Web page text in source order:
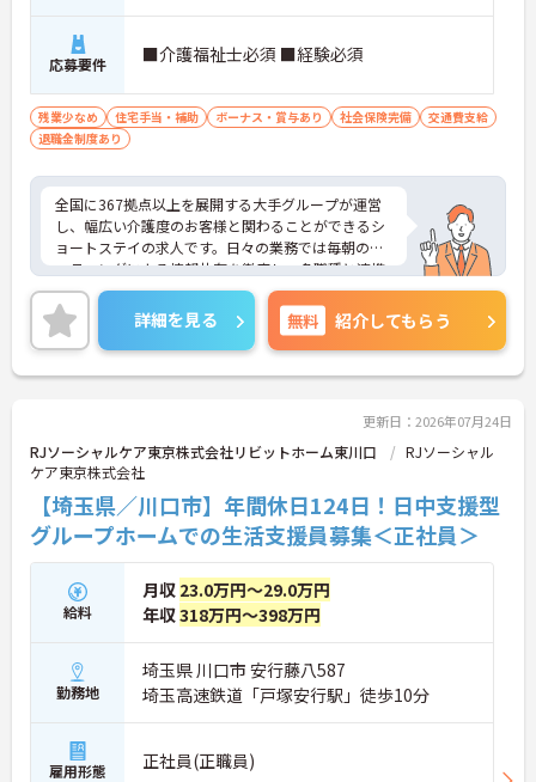
【日々の貢献をダイレクトに評価する「特別報酬」
やワークライフバランスの充実】
・施設運営への尽力やチームワークは、賞与とは別
の「特別報酬」として目に見える形で還元されま
す。
・残業少なめの環境に加え、年間17日ものリフレッ
シュ休暇が用意されておりプライベートの時間を大
応募要件 ■介護福祉士必須 ■経験必須
残業少なめ 住宅手当・補助 ボーナス・賞与あり 社会保険完備
交通費支給
退職金制度あり
全国に367拠点以上を展開する大手グループが運営
し、幅広い介護度のお客様と関わることができるシ
ョートステイの求人です。日々の業務では毎朝のミ
ーティングによる情報共有を徹底し、多職種と連携
しながらお客様一人ひとりの生活を支える体制を整
えています。入社後はOJT制度による先輩スタッフ
の丁寧な指導や定期的な面談があり、資格取得支援
制度も完備しているため、着実にスキルを磨ける環
境です。待遇面では、月給に加えて年2回の賞与や実
やチームワークが収入に反映されます。また、残業
がほぼなく年間17日のリフレッシュ休暇を利用でき
るほか、定年65歳かつ70歳までの再雇用制度を設け
ているため、ワークライフバランスを保ちながら長
期的にキャリアを築いていけます。自分らしい身だ
しなみで働ける点も魅力の一つであり、安定した基
盤のもとで新たな挑戦が期待できます。
★おすすめPOINT★
【毎朝のミーティングで情報を共有し、スタッフ間
る仕組みにより、多職種間でスムーズな連携を図る
ことができます。
・困った時もすぐに相談してフォローし合える風通
しの良い職場環境のため、周囲との信頼関係を深め
ながら業務に取り組めます。
詳細を見る 無料 紹介してもらう
更新日：2026年07月24日
RJソーシャルケア東京株式会社リビットホーム東川口
RJソーシャル
ケア東京株式会社
【埼玉県／川口市】年間休日124日！日中支援型
グループホームでの生活支援員募集＜正社員＞
給料
月収 23.0万円～29.0万円
年収318万円～398万円
勤務地
埼玉県 川口市 安行藤八587
埼玉高速鉄道「戸塚安行駅」徒歩10分
雇用形態 正社員(正職員)